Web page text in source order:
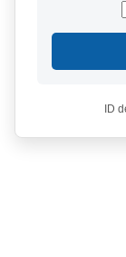
ID